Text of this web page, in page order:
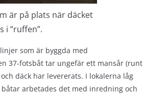
är på plats när däcket
i “ruffen”.
som är byggda med
37-fotsbåt tar ungefär ett mansår (runt
däck har levererats. I lokalerna låg
arbetades det med inredning och